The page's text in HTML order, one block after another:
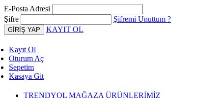
E-Posta Adresi
Şifre
Şifremi Unuttum ?
KAYIT OL
Kayıt Ol
Oturum Aç
Sepetim
Kasaya Git
TRENDYOL MAĞAZA ÜRÜNLERİMİZ